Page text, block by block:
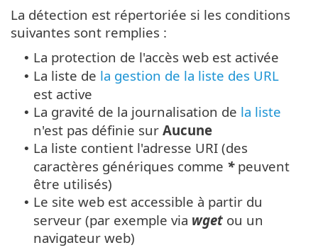
La détection est répertoriée si les conditions
suivantes sont remplies :
• La protection de l'accès web est activée
• La liste de la gestion de la liste des URL
est active
• La gravité de la journalisation de la liste
n'est pas définie sur Aucune
• La liste contient l'adresse URI (des
caractères génériques comme *peuvent
être utilisés)
• Le site web est accessible à partir du
serveur (par exemple via wget ou un
navigateur web)